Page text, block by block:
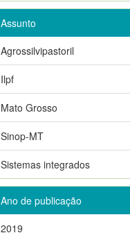
Assunto
Agrossilvipastoril
Ilpf
Mato Grosso
Sinop-MT
Sistemas integrados
Ano de publicação
2019